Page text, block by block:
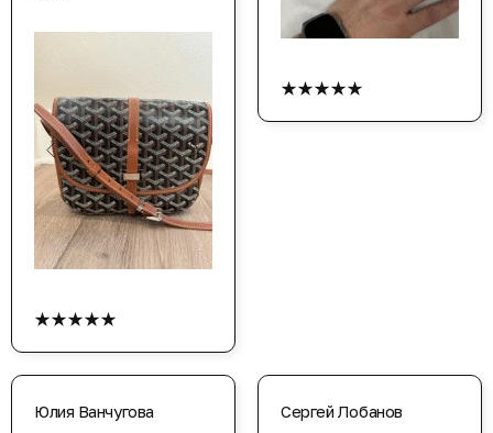
★★★★★
★★★★★
Юлия Ванчугова Сергей Лобанов